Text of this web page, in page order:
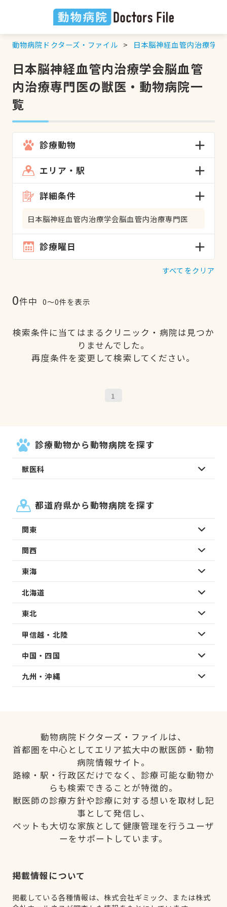
動物病院ドクターズ・ファイル 日本脳神経血管内治療学
日本脳神経血管内治療学会脳血管
内治療専門医の獣医・動物病院一
覧
診療動物
エリア・駅
詳細条件
日本脳神経血管内治療学会脳血管内治療専門医
診療曜日
すべてをクリア
0件中 0〜0件を表示
検索条件に当てはまるクリニック・病院は見つか
りませんでした。
再度条件を変更して検索してください。
1
診療動物から動物病院を探す
獣医科
都道府県から動物病院を探す
関東
関西
東海
北海道
東北
甲信越・北陸
中国・四国
九州・沖縄
動物病院ドクターズ・ファイルは、
首都圏を中心としてエリア拡大中の獣医師・動物
病院情報サイト。
路線・駅・行政区だけでなく、診療可能な動物か
らも検索できることが特徴的。
獣医師の診療方針や診療に対する想いを取材し記
事として発信し、
ペットも大切な家族として健康管理を行うユーザ
ーをサポートしています。
掲載情報について
掲載している各種情報は、株式会社ギミック、または株式